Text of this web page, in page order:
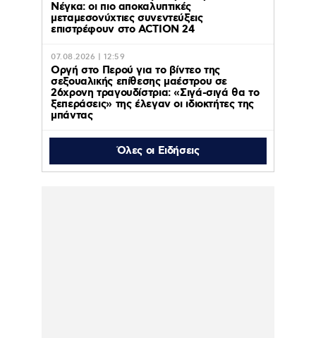
Νέγκα: οι πιο αποκαλυπτικές
μεταμεσονύχτιες συνεντεύξεις
επιστρέφουν στο ACTION 24
07.08.2026 | 12:59
Οργή στο Περού για το βίντεο της
σεξουαλικής επίθεσης μαέστρου σε
26χρονη τραγουδίστρια: «Σιγά-σιγά θα το
ξεπεράσεις» της έλεγαν οι ιδιοκτήτες της
μπάντας
Όλες οι Ειδήσεις